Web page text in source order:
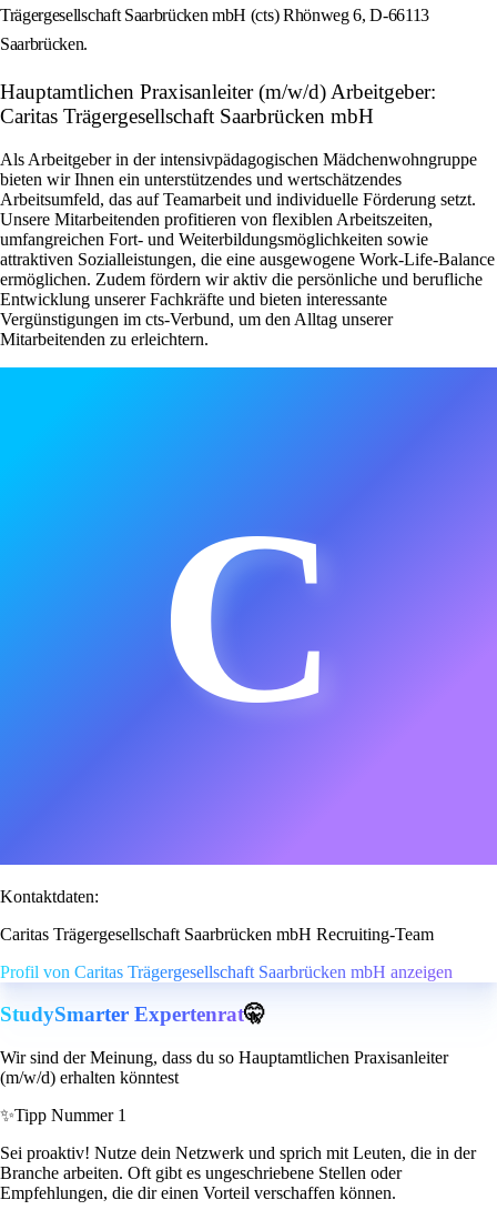
Trägergesellschaft Saarbrücken mbH (cts) Rhönweg 6, D-66113
Saarbrücken.
Hauptamtlichen Praxisanleiter (m/w/d) Arbeitgeber:
Caritas Trägergesellschaft Saarbrücken mbH
Als Arbeitgeber in der intensivpädagogischen Mädchenwohngruppe
bieten wir Ihnen ein unterstützendes und wertschätzendes
Arbeitsumfeld, das auf Teamarbeit und individuelle Förderung setzt.
Unsere Mitarbeitenden profitieren von flexiblen Arbeitszeiten,
umfangreichen Fort- und Weiterbildungsmöglichkeiten sowie
attraktiven Sozialleistungen, die eine ausgewogene Work-Life-Balance
ermöglichen. Zudem fördern wir aktiv die persönliche und berufliche
Entwicklung unserer Fachkräfte und bieten interessante
Vergünstigungen im cts-Verbund, um den Alltag unserer
Mitarbeitenden zu erleichtern.
C
Kontaktdaten:
Caritas Trägergesellschaft Saarbrücken mbH Recruiting-Team
Profil von Caritas Trägergesellschaft Saarbrücken mbH anzeigen
StudySmarter Expertenrat🤫
Wir sind der Meinung, dass du so Hauptamtlichen Praxisanleiter
(m/w/d) erhalten könntest
✨Tipp Nummer 1
Sei proaktiv! Nutze dein Netzwerk und sprich mit Leuten, die in der
Branche arbeiten. Oft gibt es ungeschriebene Stellen oder
Empfehlungen, die dir einen Vorteil verschaffen können.